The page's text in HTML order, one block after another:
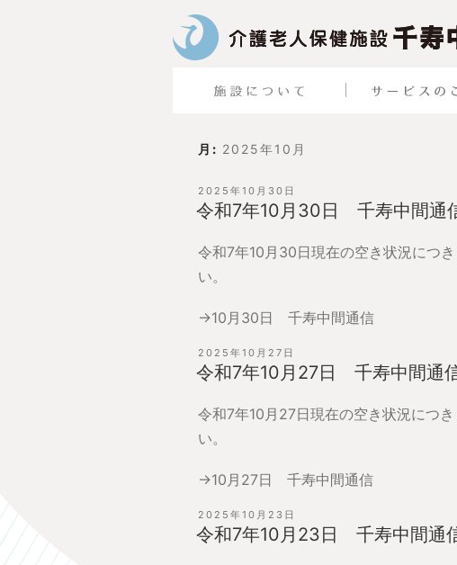
月: 2025年10月
投
稿
日:
2025年10月30日
令和7年10月30日 千寿中間通
令和7年10月30日現在の空き状況につ
い。
→10月30日 千寿中間通信
投
稿
日:
2025年10月27日
令和7年10月27日 千寿中間通
令和7年10月27日現在の空き状況につ
い。
→10月27日 千寿中間通信
投
稿
日:
2025年10月23日
令和7年10月23日 千寿中間通